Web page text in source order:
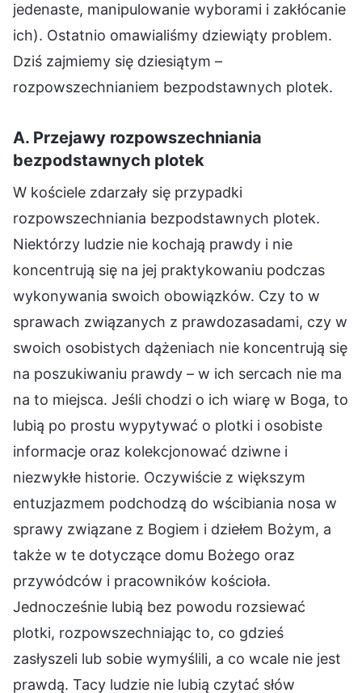
jedenaste, manipulowanie wyborami i zakłócanie
ich). Ostatnio omawialiśmy dziewiąty problem.
Dziś zajmiemy się dziesiątym –
rozpowszechnianiem bezpodstawnych plotek.
A. Przejawy rozpowszechniania
bezpodstawnych plotek
W kościele zdarzały się przypadki
rozpowszechniania bezpodstawnych plotek.
Niektórzy ludzie nie kochają prawdy i nie
koncentrują się na jej praktykowaniu podczas
wykonywania swoich obowiązków. Czy to w
sprawach związanych z prawdozasadami, czy w
swoich osobistych dążeniach nie koncentrują się
na poszukiwaniu prawdy – w ich sercach nie ma
na to miejsca. Jeśli chodzi o ich wiarę w Boga, to
lubią po prostu wypytywać o plotki i osobiste
informacje oraz kolekcjonować dziwne i
niezwykłe historie. Oczywiście z większym
entuzjazmem podchodzą do wścibiania nosa w
sprawy związane z Bogiem i dziełem Bożym, a
także w te dotyczące domu Bożego oraz
przywódców i pracowników kościoła.
Jednocześnie lubią bez powodu rozsiewać
plotki, rozpowszechniając to, co gdzieś
zasłyszeli lub sobie wymyślili, a co wcale nie jest
prawdą. Tacy ludzie nie lubią czytać słów